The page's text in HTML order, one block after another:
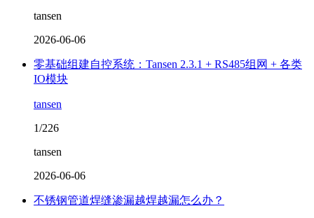
tansen
2026-06-06
零基础组建自控系统：Tansen 2.3.1 + RS485组网 + 各类
IO模块
tansen
1/226
tansen
2026-06-06
不锈钢管道焊缝渗漏越焊越漏怎么办？